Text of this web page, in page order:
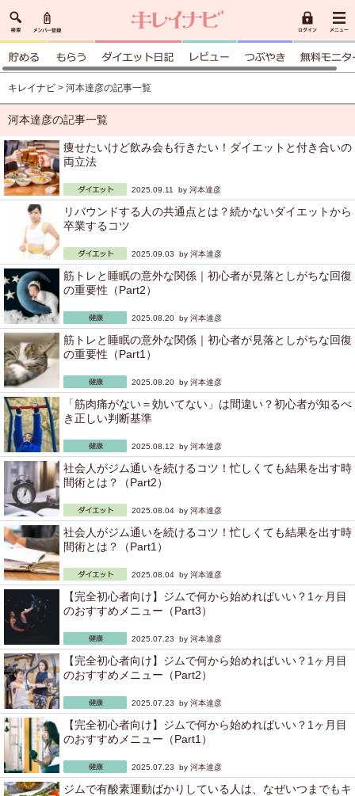
キレイナビ > 河本達彦の記事一覧
河本達彦の記事一覧
痩せたいけど飲み会も行きたい！ダイエットと付き合いの
両立法
2025.09.11 by 河本達彦
リバウンドする人の共通点とは？続かないダイエットから
卒業するコツ
2025.09.03 by 河本達彦
筋トレと睡眠の意外な関係｜初心者が見落としがちな回復
の重要性（Part2）
2025.08.20 by 河本達彦
筋トレと睡眠の意外な関係｜初心者が見落としがちな回復
の重要性（Part1）
2025.08.20 by 河本達彦
「筋肉痛がない＝効いてない」は間違い？初心者が知るべ
き正しい判断基準
2025.08.12 by 河本達彦
社会人がジム通いを続けるコツ！忙しくても結果を出す時
間術とは？（Part2）
2025.08.04 by 河本達彦
社会人がジム通いを続けるコツ！忙しくても結果を出す時
間術とは？（Part1）
2025.08.04 by 河本達彦
【完全初心者向け】ジムで何から始めればいい？1ヶ月目
のおすすめメニュー（Part3）
2025.07.23 by 河本達彦
【完全初心者向け】ジムで何から始めればいい？1ヶ月目
のおすすめメニュー（Part2）
2025.07.23 by 河本達彦
【完全初心者向け】ジムで何から始めればいい？1ヶ月目
のおすすめメニュー（Part1）
2025.07.23 by 河本達彦
ジムで有酸素運動ばかりしている人は、なぜいつまでもキ